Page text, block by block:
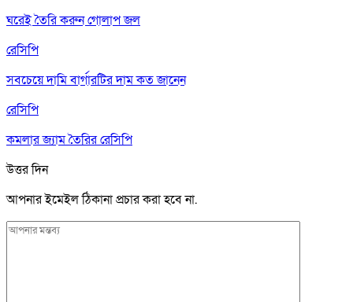
ঘরেই তৈরি করুন গোলাপ জল
রেসিপি
সবচেয়ে দামি বার্গারটির দাম কত জানেন
রেসিপি
কমলার জ্যাম তৈরির রেসিপি
উত্তর দিন
আপনার ইমেইল ঠিকানা প্রচার করা হবে না.